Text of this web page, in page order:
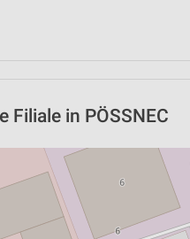
Filiale in PÖSSNEC